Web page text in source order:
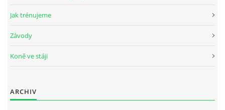
Jak trénujeme
Závody
Koně ve stáji
ARCHIV